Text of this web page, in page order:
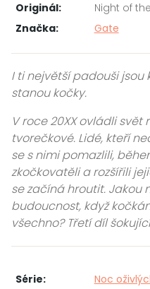
Originál:
Night of
Značka:
Gate
I ti největší padouši jsou
stanou kočky.
V roce 20XX ovládli
tvorečkové. Lidé, kteří
se s nimi pomazlili,
zkočkovatěli a rozšířili
se začíná hroutit. Jakou
budoucnost, když
všechno? Třetí díl
Série: Noc